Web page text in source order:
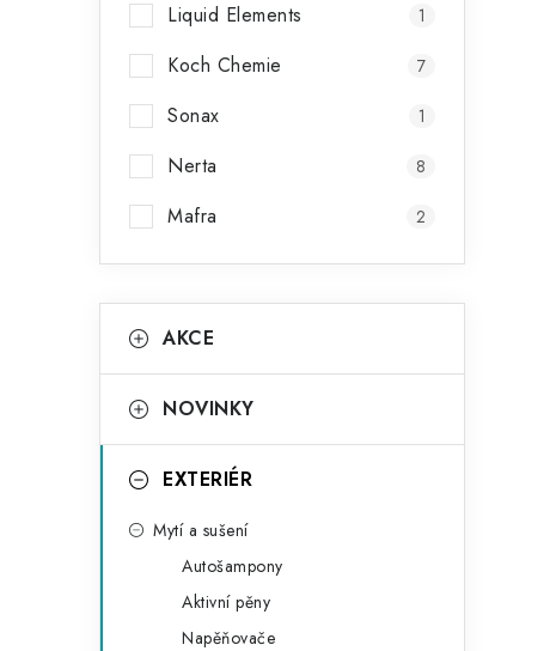
Liquid Elements 1
Koch Chemie 7
Sonax 1
Nerta 8
Mafra 2
kategorie
a
e
AKCE
NOVINKY
EXTERIÉR
Mytí a sušení
Autošampony
Aktivní pěny
Napěňovače